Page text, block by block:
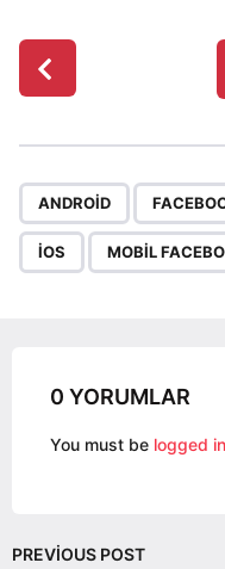
P
o
t
P
a
g
i
ANDROID
IOS MOBIL
0 YORUMLAR
You must be logged in
PREVIOUS POST